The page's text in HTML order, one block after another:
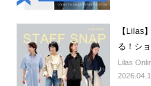
【Lilas
る！シ
Lilas